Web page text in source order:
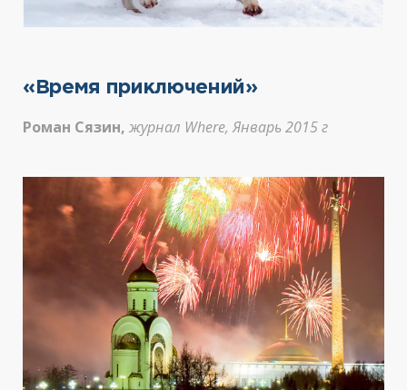
«Время приключений»
Роман Сязин, журнал Where, Январь 2015 г